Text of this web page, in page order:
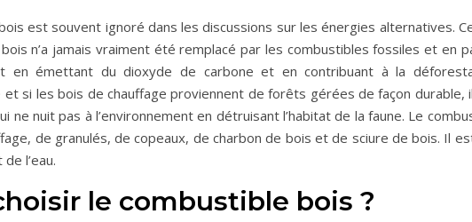
est souvent ignoré dans les discussions sur les énergies alternatives.
n’a jamais vraiment été remplacé par les combustibles fossiles et en
en émettant du dioxyde de carbone et en contribuant à la
si les bois de chauffage proviennent de forêts gérées de façon durable, il
ne nuit pas à l’environnement en détruisant l’habitat de la faune. Le
de granulés, de copeaux, de charbon de bois et de sciure de bois. Il
l’eau.
le combustible bois ?